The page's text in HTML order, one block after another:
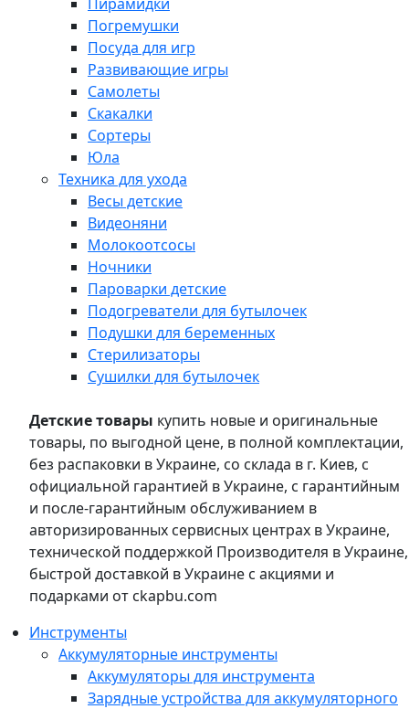
Погремушки
Посуда для игр
Развивающие игры
Самолеты
Скакалки
Сортеры
Юла
Техника для ухода
Весы детские
Видеоняни
Молокоотсосы
Ночники
Пароварки детские
Подогреватели для бутылочек
Подушки для беременных
Стерилизаторы
Сушилки для бутылочек
Детские товары купить новые и оригинальные
товары, по выгодной цене, в полной комплектации,
без распаковки в Украине, со склада в г. Киев, с
официальной гарантией в Украине, с гарантийным
и после-гарантийным обслуживанием в
авторизированных сервисных центрах в Украине,
технической поддержкой Производителя в Украине,
быстрой доставкой в Украине с акциями и
подарками от ckapbu.com
Инструменты
Аккумуляторные инструменты
Аккумуляторы для инструмента
Зарядные устройства для аккумуляторного